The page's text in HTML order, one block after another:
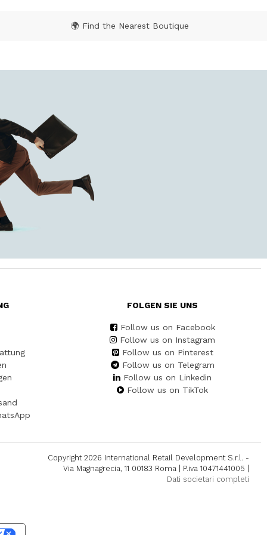
🌍 Find the Nearest Boutique
FOLGEN SIE UNS
Follow us on Facebook
Follow us on Instagram
Follow us on Pinterest
Follow us on Telegram
Follow us on Linkedin
Follow us on TikTok
Copyright 2026 International Retail Development S.r.l. -
Via Magnagrecia, 11 00183 Roma | P.iva 10471441005 |
Dati societari completi